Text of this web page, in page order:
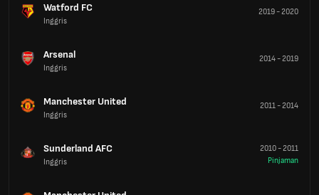
Watford FC
Inggris
2019-2020
Arsenal
Inggris
2014-2019
Manchester United
Inggris
2011-2014
Sunderland AFC
Inggris
2010-2011
Pinjaman